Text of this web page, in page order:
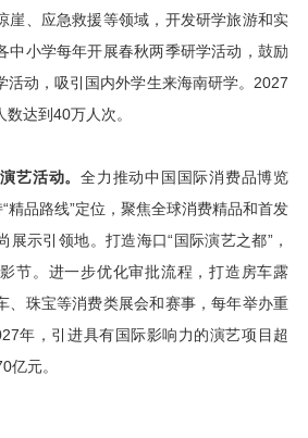
崖、应急救援等领域，开发研学旅游和实
中小学每年开展春秋两季研学活动，鼓励
活动，吸引国内外学生来海南研学。2027
达到40万人次。
艺活动。全力推动中国国际消费品博览
精品路线”定位，聚焦全球消费精品和首发
展示引领地。打造海口“国际演艺之都”，
节。进一步优化审批流程，打造房车露
、珠宝等消费类展会和赛事，每年举办重
年，引进具有国际影响力的演艺项目超
亿元。